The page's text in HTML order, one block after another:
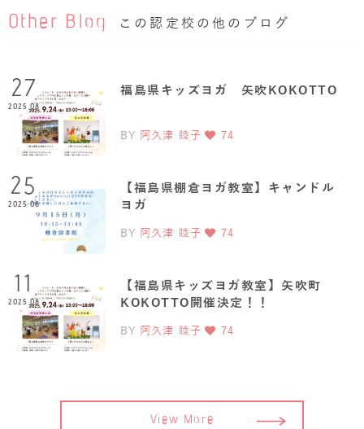
Other Blog この認定校の他のブログ
27
2025.08
福島県キッズヨガ 矢吹KOKOTTO
BY 阿久津 睦子 74
25
2025.08
【福島県棚倉ヨガ教室】キャンドル
ヨガ
BY 阿久津 睦子 74
11
2025.08
【福島県キッズヨガ教室】矢吹町
KOKOTTO開催決定！！
BY 阿久津 睦子 74
View More